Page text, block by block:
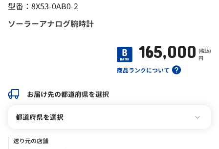
型番：8X53-0AB0-2
ソーラーアナログ腕時計
商品ランクについて
165,000 (税込)
円
お届け先の都道府県を選択
都道府県を選択
送り元の店舗